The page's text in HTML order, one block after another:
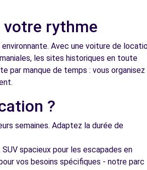
votre rythme
Avec une voiture de
les sites historiques en toute
par manque de temps : vous organisez
?
semaines. Adaptez la durée de
spacieux pour les escapades en
vos besoins spécifiques - notre parc